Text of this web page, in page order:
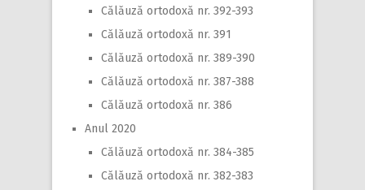
Călăuză ortodoxă nr. 392-393
Călăuză ortodoxă nr. 391
Călăuză ortodoxă nr. 389-390
Călăuză ortodoxă nr. 387-388
Călăuză ortodoxă nr. 386
Anul 2020
Călăuză ortodoxă nr. 384-385
Călăuză ortodoxă nr. 382-383